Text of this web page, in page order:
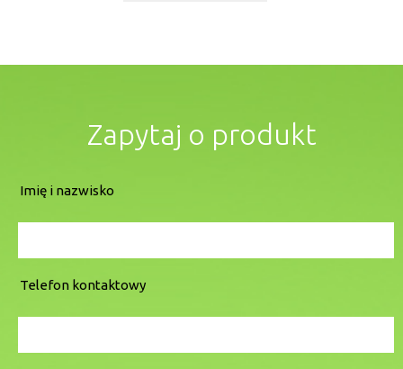
Zapytaj o produkt
Imię i nazwisko
Telefon kontaktowy